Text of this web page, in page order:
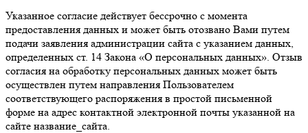
Указанное согласие действует бессрочно с момента
предоставления данных и может быть отозвано Вами путем
подачи заявления администрации сайта с указанием данных,
определенных ст. 14 Закона «О персональных данных». Отзыв
согласия на обработку персональных данных может быть
осуществлен путем направления Пользователем
соответствующего распоряжения в простой письменной
форме на адрес контактной электронной почты указанной на
сайте название_сайта.